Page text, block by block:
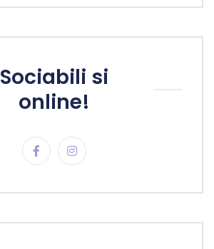
Sociabili si
online!